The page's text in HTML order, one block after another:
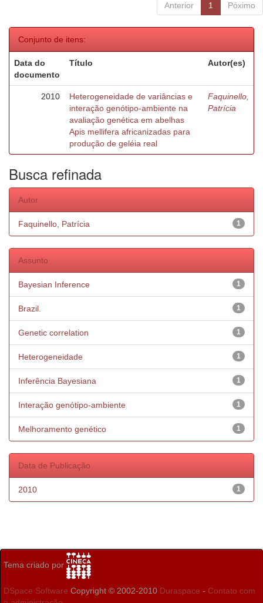
Anterior 1 Póximo
Conjunto de itens:
Data do
documento
Título Autor(es)
2010
Heterogeneidade de variâncias e
interação genótipo-ambiente na
avaliação genética em abelhas
Apis mellifera africanizadas para
produção de geléia real
Faquinello,
Patrícia
Busca refinada
Autor
1
Faquinello, Patrícia
Assunto
1
Bayesian Inference
1
Brazil.
1
Genetic correlation
1
Heterogeneidade
1
Inferência Bayesiana
1
Interação genótipo-ambiente
1
Melhoramento genético
Data de Publicação
1
2010
Tema criado por
DSpace Software Copyright © 2002-2010 Duraspace - Contato com